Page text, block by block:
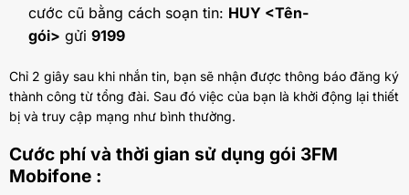
cước cũ bằng cách soạn tin: HUY <Tên-
gói> gửi 9199
Chỉ 2 giây sau khi nhắn tin, bạn sẽ nhận được thông báo đăng ký
thành công từ tổng đài. Sau đó việc của bạn là khởi động lại thiết
bị và truy cập mạng như bình thường.
Cước phí và thời gian sử dụng gói 3FM
Mobifone :